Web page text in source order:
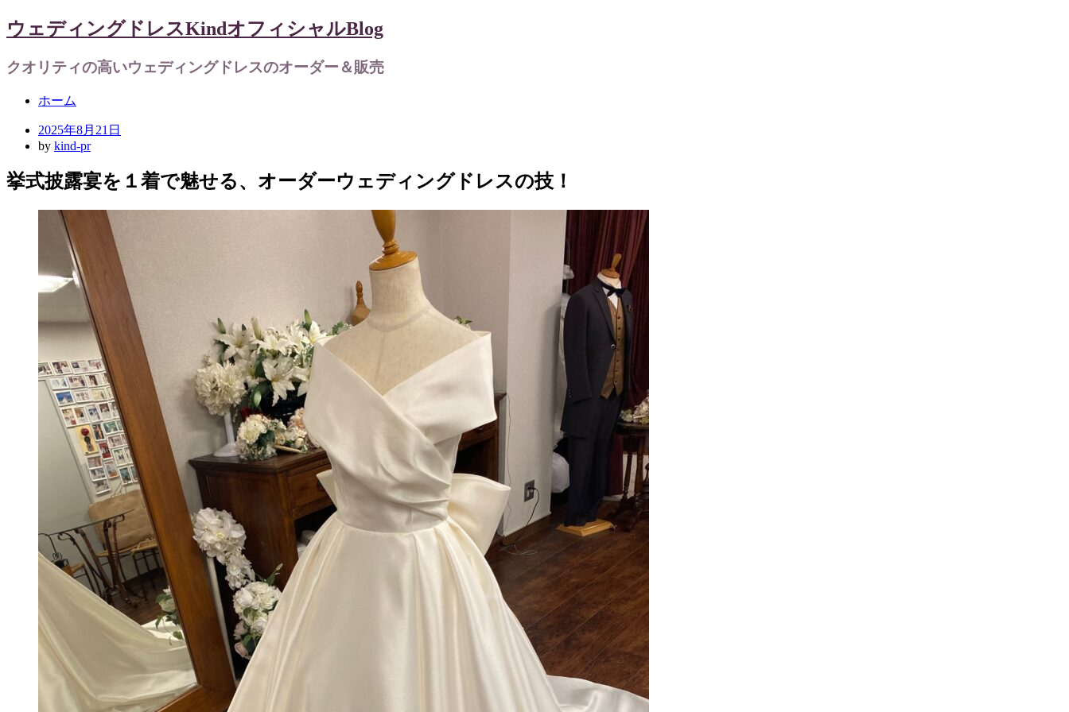
ウェディングドレスKindオフィシャルBlog
クオリティの高いウェディングドレスのオーダー＆販売
Menu
Skip
content
ホーム
Posted
on
2025年8月21日
by kind-pr
挙式披露宴を１着で魅せる、オーダーウェディングドレスの技！